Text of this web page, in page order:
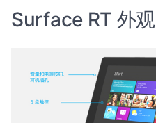
Surface RT 外观